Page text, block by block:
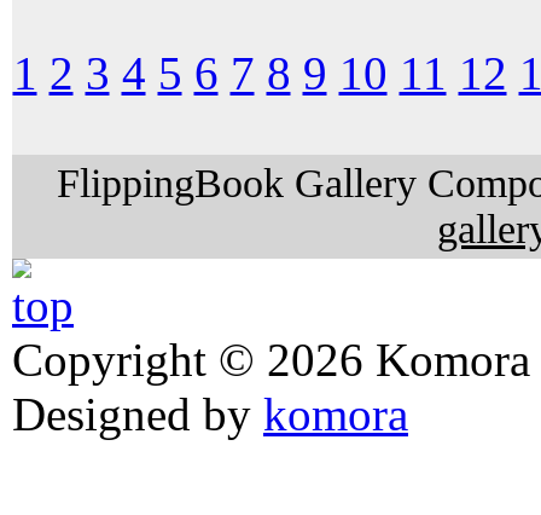
1 2 3 4 5 6 7 8 9 10 11 12
FlippingBook Gallery
Copyright © 2026 Komora
Designed by komora